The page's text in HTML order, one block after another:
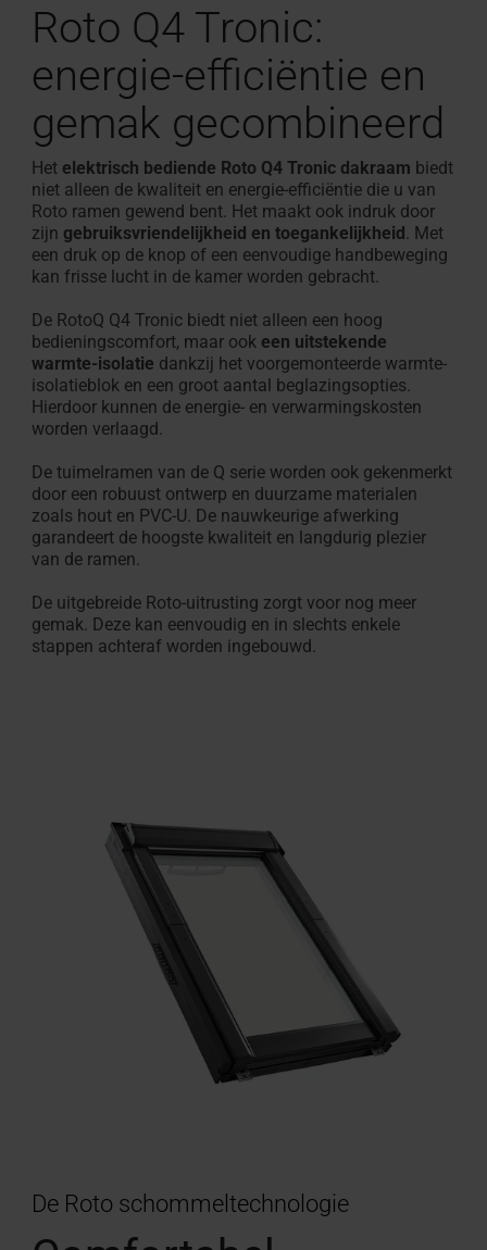
Roto Q4 Tronic:
energie-efficiëntie en
gemak gecombineerd
Het elektrisch bediende Roto Q4 Tronic dakraam biedt
niet alleen de kwaliteit en energie-efficiëntie die u van
Roto ramen gewend bent. Het maakt ook indruk door
zijn gebruiksvriendelijkheid en toegankelijkheid. Met
een druk op de knop of een eenvoudige handbeweging
kan frisse lucht in de kamer worden gebracht.
De RotoQ Q4 Tronic biedt niet alleen een hoog
bedieningscomfort, maar ook een uitstekende
warmte-isolatie dankzij het voorgemonteerde warmte-
isolatieblok en een groot aantal beglazingsopties.
Hierdoor kunnen de energie- en verwarmingskosten
worden verlaagd.
De tuimelramen van de Q serie worden ook gekenmerkt
door een robuust ontwerp en duurzame materialen
zoals hout en PVC-U. De nauwkeurige afwerking
garandeert de hoogste kwaliteit en langdurig plezier
van de ramen.
De uitgebreide Roto-uitrusting zorgt voor nog meer
gemak. Deze kan eenvoudig en in slechts enkele
stappen achteraf worden ingebouwd.
De Roto schommeltechnologie